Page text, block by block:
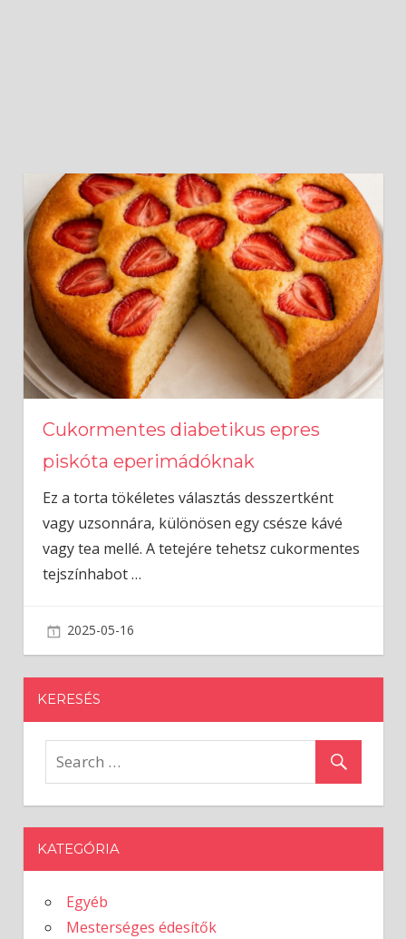
Cukormentes diabetikus epres
piskóta eperimádóknak
Ez a torta tökéletes választás desszertként
vagy uzsonnára, különösen egy csésze kávé
vagy tea mellé. A tetejére tehetsz cukormentes
tejszínhabot…
2025-05-16
KERESÉS
KATEGÓRIA
Egyéb
Mesterséges édesítők